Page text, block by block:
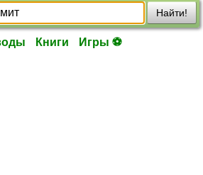
Найти!
Книги Игры ⚽